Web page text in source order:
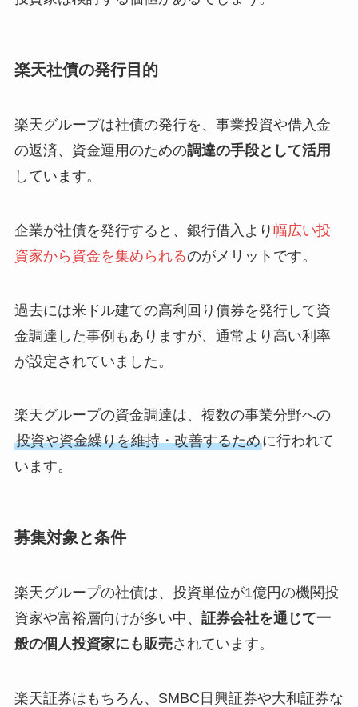
楽天社債の発行目的
楽天グループは社債の発行を、事業投資や借入金
の返済、資金運用のための調達の手段として活用
しています。
企業が社債を発行すると、銀行借入より 幅広い投
資家から資金を集められるのがメリットです。
過去には米ドル建ての高利回り債券を発行して資
金調達した事例もありますが、通常より高い利率
が設定されていました。
楽天グループの資金調達は、複数の事業分野への
投資や資金繰りを維持・改善するために行われて
います。
募集対象と条件
楽天グループの社債は、投資単位が1億円の機関投
資家や富裕層向けが多い中、 証券会社を通じて一
般の個人投資家にも販売されています。
楽天証券はもちろん、SMBC日興証券や大和証券な